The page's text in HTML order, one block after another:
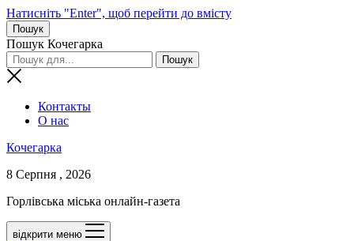
Натисніть "Enter", щоб перейти до вмісту
Пошук
Пошук Кочегарка
Контакты
О нас
Кочегарка
8 Серпня , 2026
Горлівська міська онлайн-газета
відкрити меню